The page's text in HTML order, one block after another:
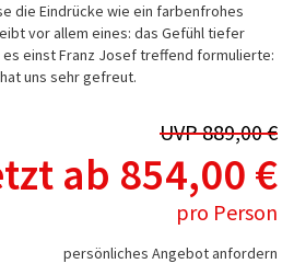
die Eindrücke wie ein farbenfrohes
vor allem eines: das Gefühl tiefer
einst Franz Josef treffend formulierte:
uns sehr gefreut.
UVP 889,00 €
ab 854,00 €
pro Person
persönliches Angebot anfordern